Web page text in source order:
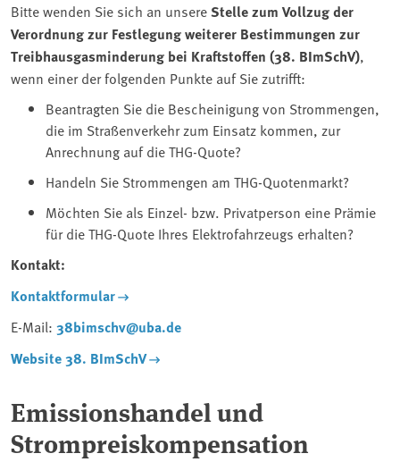
Bitte wenden Sie sich an unsereStelle zum Vollzug der
Verordnung zur Festlegung weiterer Bestimmungen zur
Treibhausgasminderung bei Kraftstoffen (38. BImSchV),
wenn einer der folgenden Punkte auf Sie zutrifft:
Beantragten Sie die Bescheinigung von Strommengen,
die im Straßenverkehr zum Einsatz kommen, zur
Anrechnung auf die THG-Quote?
Handeln Sie Strommengen am THG-Quotenmarkt?
Möchten Sie als Einzel- bzw. Privatperson eine Prämie
für die THG-Quote Ihres Elektrofahrzeugs erhalten?
Kontakt:
Kontaktformular
E-Mail: 38bimschv@uba.de
Website 38. BImSchV
Emissionshandel und
Strompreiskompensation